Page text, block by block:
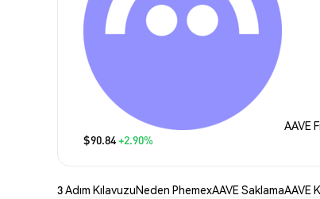
AAVE
$90.84+2.90%
3 Adım KılavuzuNeden PhemexAAVE SaklamaAAVE